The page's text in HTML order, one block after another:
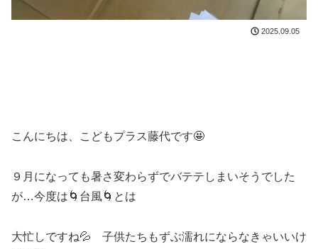
2025.09.05
こんにちは、こどもプラス藤代です🤩
９月になっても暑さ変わらずでバテテしまいそうでした
が…今度は🌀台風🌀とは
大忙しですね💦 子供たちもずぶ濡れにならなきゃいいけ